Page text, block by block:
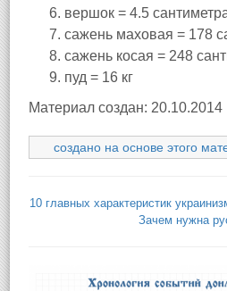
вершок = 4.5
сажень маховая = 178
сажень косая = 248
пуд = 16 кг
Материал создан: 20.10.2014
создано на основе этого
10 главных характеристик
Зачем нужна